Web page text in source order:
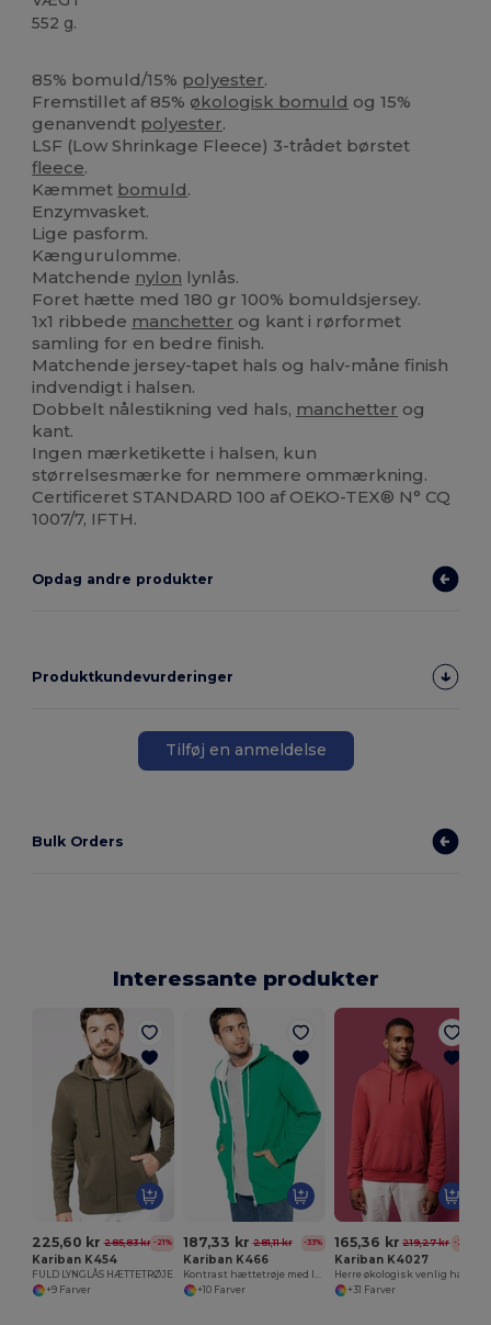
552 g.
85% bomuld/15% polyester.
Fremstillet af 85% økologisk bomuld og 15%
genanvendt polyester.
LSF (Low Shrinkage Fleece) 3-trådet børstet
fleece.
Kæmmet bomuld.
Enzymvasket.
Lige pasform.
Kængurulomme.
Matchende nylon lynlås.
Foret hætte med 180 gr 100% bomuldsjersey.
1x1 ribbede manchetter og kant i rørformet
samling for en bedre finish.
Matchende jersey-tapet hals og halv-måne finish
indvendigt i halsen.
Dobbelt nålestikning ved hals, manchetter og
kant.
Ingen mærketikette i halsen, kun
størrelsesmærke for nemmere ommærkning.
Certificeret STANDARD 100 af OEKO-TEX® N° CQ
1007/7, IFTH.
Opdag andre produkter
Produktkundevurderinger
Tilføj en anmeldelse
Bulk Orders
Interessante produkter
225,60 kr 285,83 kr -21%
Kariban K454
FULD LYNGLÅS HÆTTETRØJE
+9 Farver
187,33 kr 281,11 kr -33%
Kariban K466
+10 Farver
165,36 kr 219,27 kr -25%
Kariban K4027
+31 Farver